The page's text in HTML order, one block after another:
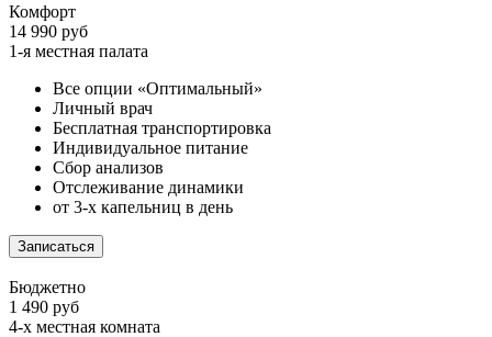
Комфорт
14 990 руб
1-я местная палата
Все опции «Оптимальный»
Личный врач
Бесплатная транспортировка
Индивидуальное питание
Сбор анализов
Отслеживание динамики
от 3-х капельниц в день
Записаться
Бюджетно
1 490 руб
4-х местная комната